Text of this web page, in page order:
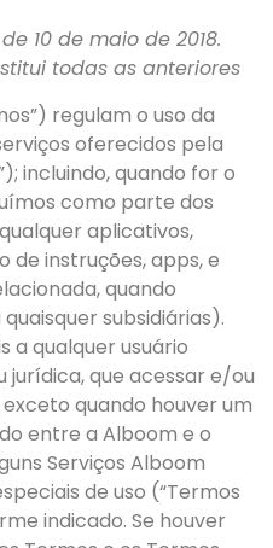
10 de maio de 2018.
todas as anteriores
regulam o uso da
oferecidos pela
incluindo, quando for o
como parte dos
aplicativos,
de instruções, apps, e
quando
subsidiárias).
a qualquer usuário
jurídica, que acessar e/ou
quando houver um
entre a Alboom e o
Serviços Alboom
de uso (“Termos
indicado. Se houver